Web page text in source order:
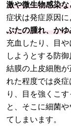
激や微生物感染
症状は発症原因
ぶたの腫れ、か
充血したり、目
しようとする防御
結膜の上皮細胞
れた程度では炎
り、目を強くこ
と、そこに細菌
てしまいます。